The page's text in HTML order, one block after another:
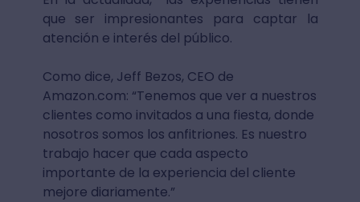
que ser impresionantes para captar la
atención e interés del público.
Como dice, Jeff Bezos, CEO de
Amazon.com: “Tenemos que ver a nuestros
clientes como invitados a una fiesta, donde
nosotros somos los anfitriones. Es nuestro
trabajo hacer que cada aspecto
importante de la experiencia del cliente
mejore diariamente.”